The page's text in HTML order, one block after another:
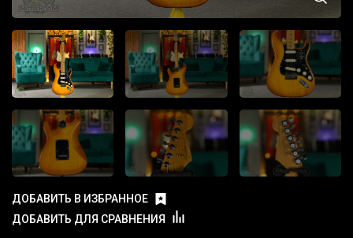
ДОБАВИТЬ В ИЗБРАННОЕ
ДОБАВИТЬ ДЛЯ СРАВНЕНИЯ